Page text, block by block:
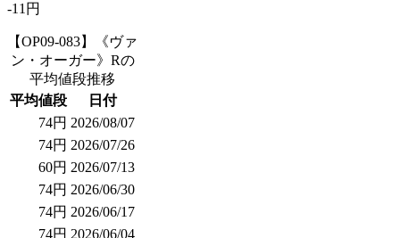
-11円
【OP09-083】《ヴァ
ン・オーガー》Rの
平均値段推移
平均値段
日付
74円 2026/08/07
74円 2026/07/26
60円 2026/07/13
74円 2026/06/30
74円 2026/06/17
74円 2026/06/04